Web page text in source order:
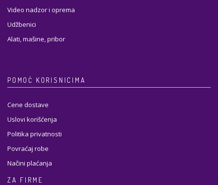
Video nadzor i oprema
Udžbenici
Alati, mašine, pribor
POMOĆ KORISNICIMA
Cene dostave
Uslovi korišćenja
Politika privatnosti
Povraćaj robe
Načini plaćanja
ZA FIRME